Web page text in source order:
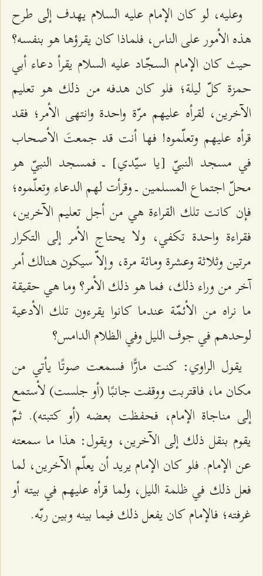
وعليه، لو كان الإمام عليه السلام يهدف إلى طرح
هذه الأمور على الناس، فلماذا كان يقرؤها هو بنفسه؟
حيث كان الإمام السجّاد عليه السلام يقرأ دعاء أبي
حمزة كلّ ليلة؛ فلو كان هدفه من ذلك هو تعليم
الآخرين، لقرأه عليهم مرّة واحدة وانتهى الأمر؛ فقد
قرأه عليهم وتعلّموه! فها أنت قد جمعتَ الأصحاب
في مسجد النبيّ [يا سيّدي] ــ فمسجد النبيّ هو
محلّ اجتماع المسلمين ــ وقرأت لهم الدعاء وتعلّموه؛
فإن كانت تلك القراءة هي من أجل تعليم الآخرين،
فقراءة واحدة تكفي، ولا يحتاج الأمر إلى التكرار
مرتين وثلاثة وعشرة ومائة مرة، وإلاّ سيكون هنالك أمر
آخر من وراء ذلك، فما هو ذلك الأمر؟ وما هي حقيقة
ما نراه من الأئمّة عندما كانوا يقرءون تلك الأدعية
لوحدهم في جوف الليل وفي الظلام الدامس؟
يقول الراوي: كنت مارًّا فسمعت صوتًا يأتي من
مكان ما، فاقتربت ووقفت جانبًا (أو جلست) لأستمع
إلى مناجاة الإمام، فحفظت بعضه (أو كتبته). ثمّ
يقوم بنقل ذلك إلى الآخرين، ويقول: هذا ما سمعته
عن الإمام. فلو كان الإمام يريد أن يعلّم الآخرين، لما
فعل ذلك في ظلمة الليل، ولما قرأه عليهم في بيته أو
غرفته؛ فالإمام كان يفعل ذلك فيما بينه وبين ربّه.